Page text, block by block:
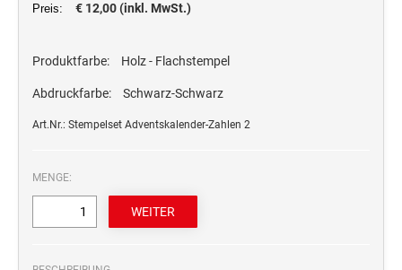
SONSTIGE CLASSIC LINE HANDSTEMPEL
WORTBANDDREHSTEMPEL
NUMEROTEUR
Ersatzteile für Typomatic-Stempel
STEMPEL MIT STANDARDTEXT
Office Printy deutsch
STEMPELTRÄGER
TEXTPLATTEN
Textplatten für Trodat Printy
Textplatten für Holzstempel
Preis: € 12,00 (inkl. MwSt.)
Produktfarbe: Holz - Flachstempel
Abdruckfarbe: Schwarz-Schwarz
Art.Nr.: Stempelset Adventskalender-Zahlen 2
MENGE: